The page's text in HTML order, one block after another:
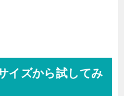
イズから試してみ